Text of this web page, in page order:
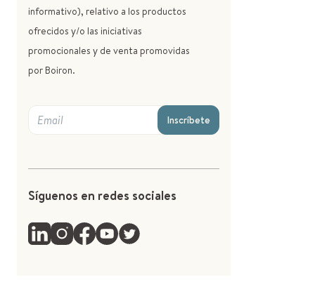
informativo), relativo a los productos
ofrecidos y/o las iniciativas
promocionales y de venta promovidas
por Boiron.
Inscríbete
Síguenos en redes sociales